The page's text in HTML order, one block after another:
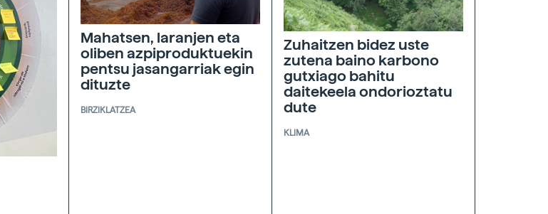
Mahatsen, laranjen eta
oliben azpiproduktuekin
pentsu jasangarriak egin
dituzte
BIRZIKLATZEA
Zuhaitzen bidez uste
zutena baino karbono
gutxiago bahitu
daitekeela ondorioztatu
dute
KLIMA